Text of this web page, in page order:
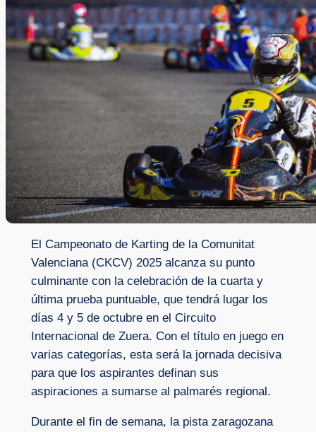
El Campeonato de Karting de la Comunitat
Valenciana (CKCV) 2025 alcanza su punto
culminante con la celebración de la cuarta y
última prueba puntuable, que tendrá lugar los
días 4 y 5 de octubre en el Circuito
Internacional de Zuera. Con el título en juego en
varias categorías, esta será la jornada decisiva
para que los aspirantes definan sus
aspiraciones a sumarse al palmarés regional.
Durante el fin de semana, la pista zaragozana